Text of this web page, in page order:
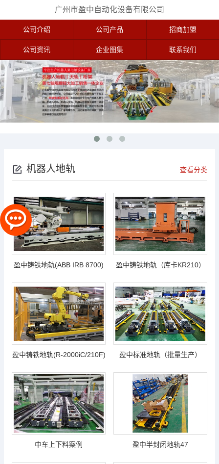
广州市盈中自动化设备有限公司
公司介绍 公司产品 招商加盟
公司资讯 企业图集 联系我们
机器人地轨 查看分类
盈中铸铁地轨(ABB IRB 8700) 盈中铸铁地轨（库卡KR210）
盈中铸铁地轨(R-2000iC/210F) 盈中标准地轨（批量生产）
中车上下料案例 盈中半封闭地轨47